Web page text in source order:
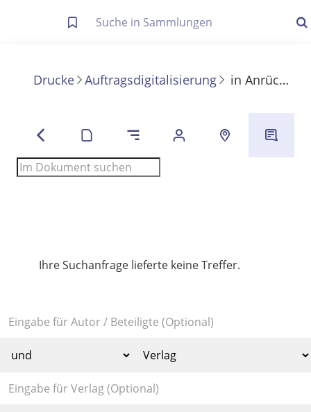
Die letzte Trefferliste besteht aus Ihrer letzten Suche, samt
Anzeigen
Zuletzt gesucht
Drucke Auftragsdigitalisierung in Anrüchiges und Allzumenschliches
Ihre Suchanfrage lieferte keine Treffer.